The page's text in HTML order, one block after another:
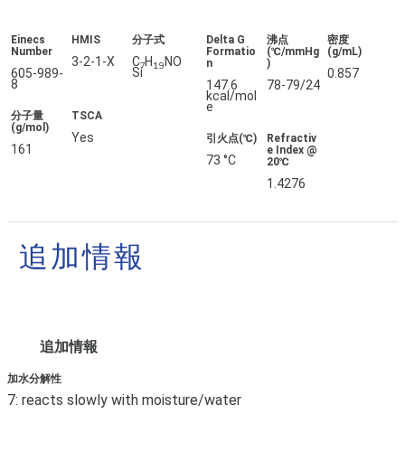
Einecs
Number
605-989-
8
HMIS
3-2-1-X
分子式
C7H 19 NO
Si
分子量
(g/mol)
161
TSCA
Yes
Delta G
Formatio
n
147.6
kcal/mol
e
沸点
(℃/mmHg
)
78-79/24
密度
(g/mL)
0.857
引火点(℃)
73 °C
Refractiv
e Index @
20℃
1.4276
追加情報
追加情報
加水分解性
7: reacts slowly with moisture/water